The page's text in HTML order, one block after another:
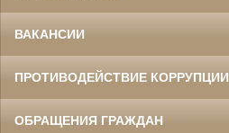
ВАКАНСИИ
ПРОТИВОДЕЙСТВИЕ КОРРУПЦИИ
ОБРАЩЕНИЯ ГРАЖДАН